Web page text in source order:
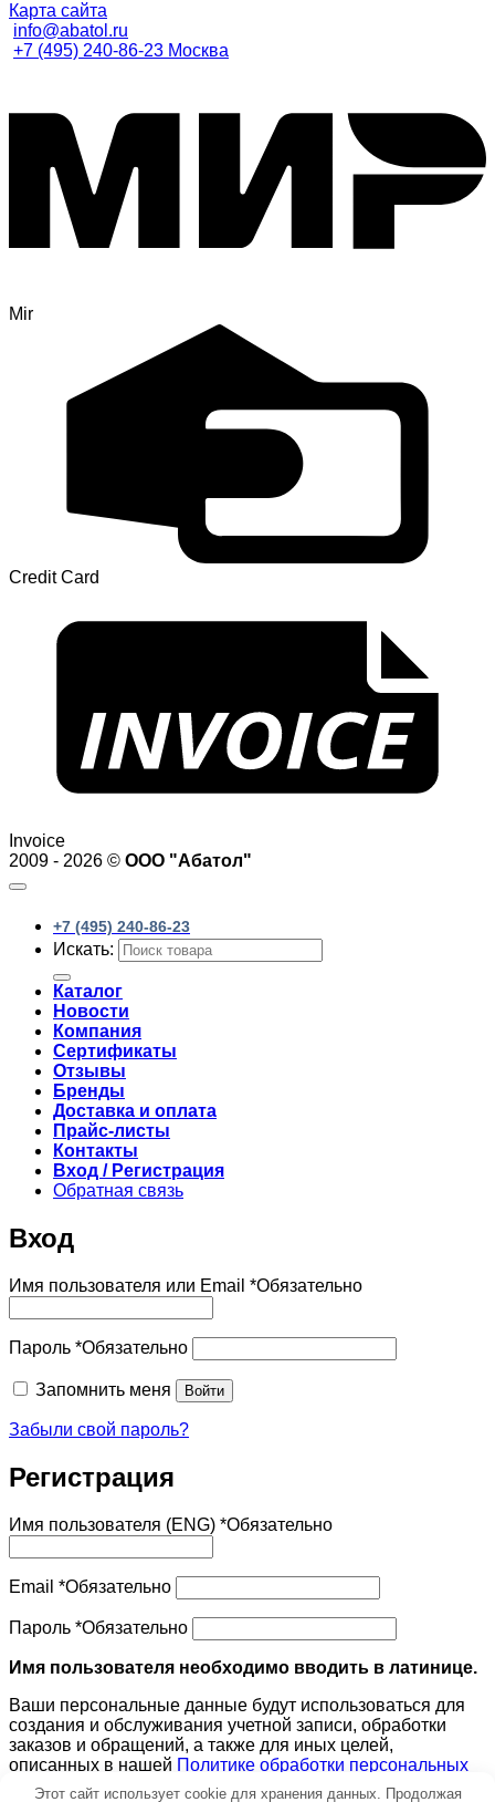
Карта сайта
info@abatol.ru
+7 (495) 240-86-23 Москва
Mir
Credit Card
Invoice
2009 - 2026 © ООО "Абатол"
+7 (495) 240-86-23
Искать:
Каталог
Новости
Компания
Сертификаты
Отзывы
Бренды
Доставка и оплата
Прайс-листы
Контакты
Вход / Регистрация
Обратная связь
Вход
Имя пользователя или Email *Обязательно
Пароль *Обязательно
Запомнить меня Войти
Забыли свой пароль?
Регистрация
Имя пользователя (ENG) *Обязательно
Email *Обязательно
Пароль *Обязательно
Имя пользователя необходимо вводить в латинице.
Ваши персональные данные будут использоваться для
создания и обслуживания учетной записи, обработки
заказов и обращений, а также для иных целей,
описанных в нашей Политике обработки персональных
данных
Этот сайт использует cookie для хранения данных. Продолжая